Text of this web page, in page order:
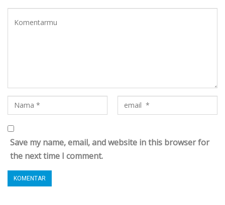
Save my name, email, and website in this browser for
the next time I comment.